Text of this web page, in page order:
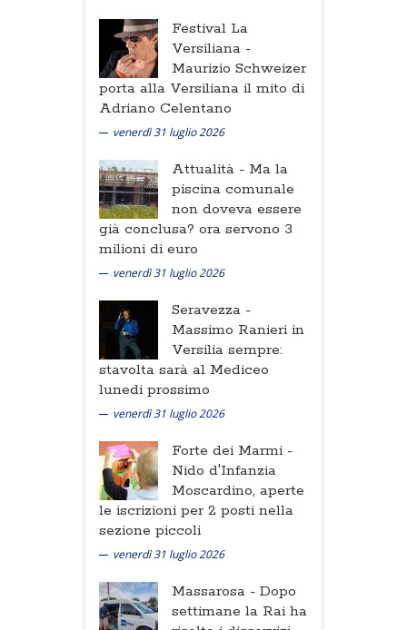
Festival La
Versiliana -
Maurizio Schweizer
porta alla Versiliana il mito di
Adriano Celentano
venerdì 31 luglio 2026
Attualità - Ma la
piscina comunale
non doveva essere
già conclusa? ora servono 3
milioni di euro
venerdì 31 luglio 2026
Seravezza -
Massimo Ranieri in
Versilia sempre:
stavolta sarà al Mediceo
lunedi prossimo
venerdì 31 luglio 2026
Forte dei Marmi -
Nido d'Infanzia
Moscardino, aperte
le iscrizioni per 2 posti nella
sezione piccoli
venerdì 31 luglio 2026
Massarosa - Dopo
settimane la Rai ha